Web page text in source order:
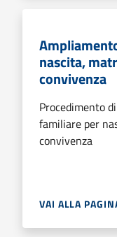
nascita,
convivenza
Procedimento
familiare per
convivenza
VAI ALLA